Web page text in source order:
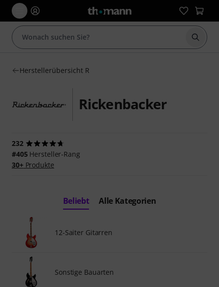
Suche
Herstellerübersicht R
Rickenbacker
232
#405 Hersteller-Rang
30+Produkte
Beliebt Alle Kategorien
12-Saiter Gitarren
Sonstige Bauarten